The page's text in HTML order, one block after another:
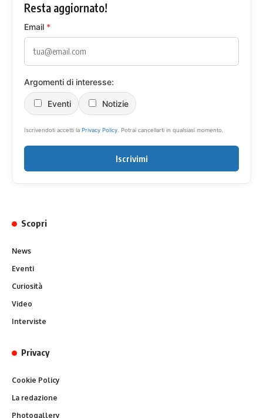
Resta aggiornato!
Email *
Argomenti di interesse:
Eventi Notizie
Iscrivendoti accetti la Privacy Policy . Potrai cancellarti in qualsiasi momento.
Iscrivimi
Scopri
News
Eventi
Curiosità
Video
Interviste
Privacy
Cookie Policy
La redazione
Photogallery